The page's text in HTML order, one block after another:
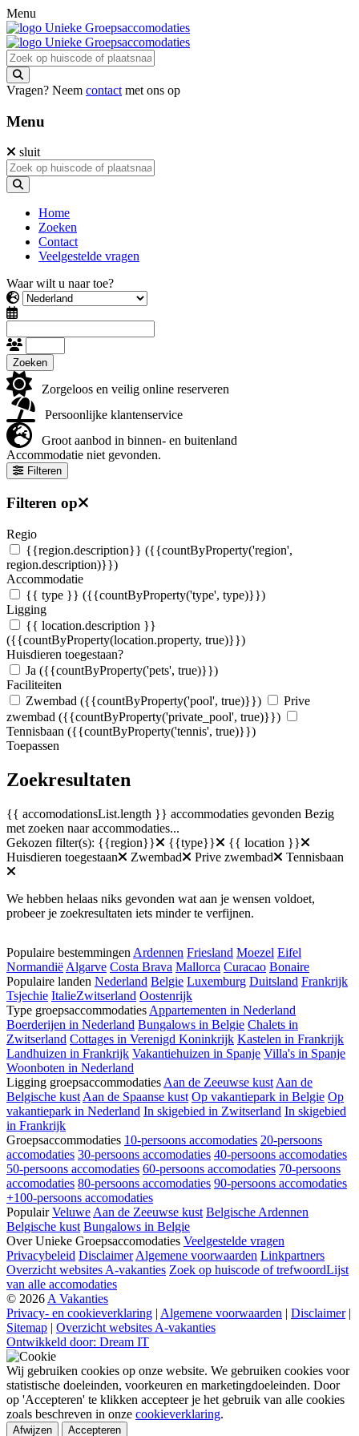
Menu
Vragen? Neem contact met ons op
Menu
sluit
Home
Zoeken
Contact
Veelgestelde vragen
Waar wilt u naar toe?
Zoeken
Zorgeloos en veilig online reserveren
Persoonlijke klantenservice
Groot aanbod in binnen- en buitenland
Accommodatie niet gevonden.
Filteren
Filteren op
Regio
{{region.description}} ({{countByProperty('region',
region.description)}})
Accommodatie
{{ type }} ({{countByProperty('type', type)}})
Ligging
{{ location.description }}
({{countByProperty(location.property, true)}})
Huisdieren toegestaan?
Ja ({{countByProperty('pets', true)}})
Faciliteiten
Zwembad ({{countByProperty('pool', true)}})
Prive
zwembad ({{countByProperty('private_pool', true)}})
Tennisbaan ({{countByProperty('tennis', true)}})
Toepassen
Zoekresultaten
{{ accomodationsList.length }} accommodaties gevonden Bezig
met zoeken naar accommodaties...
Gekozen filter(s): {{region}} {{type}}
{{ location }}
Huisdieren toegestaan
Zwembad Prive zwembad Tennisbaan
We hebben helaas niks gevonden wat aan je wensen voldoet,
probeer je zoekresultaten iets minder te verfijnen.
Populaire bestemmingenArdennen Friesland Moezel Eifel
NormandiëAlgarve Costa Brava Mallorca Curacao Bonaire
Populaire landen Nederland Belgie Luxemburg Duitsland Frankrijk
Tsjechie ItalieZwitserland Oostenrijk
Type groepsaccommodatiesAppartementen in Nederland
Boerderijen in Nederland Bungalows in Belgie Chalets in
Zwitserland Cottages in Verenigd Koninkrijk Kastelen in Frankrijk
Landhuizen in Frankrijk Vakantiehuizen in Spanje Villa's in Spanje
Woonboten in Nederland
Ligging groepsaccommodatiesAan de Zeeuwse kustAan de
Belgische kustAan de Spaanse kust Op vakantiepark in Belgie Op
vakantiepark in Nederland In skigebied in Zwitserland In skigebied
in Frankrijk
Groepsaccommodaties 10-persoons accomodaties 20-persoons
accomodaties 30-persoons accomodaties 40-persoons accomodaties
50-persoons accomodaties 60-persoons accomodaties 70-persoons
accomodaties 80-persoons accomodaties 90-persoons accomodaties
+100-persoons accomodaties
Populair VeluweAan de Zeeuwse kust Belgische Ardennen
Belgische kust Bungalows in Belgie
Over Unieke Groepsaccomodaties Veelgestelde vragen
Privacybeleid DisclaimerAlgemene voorwaarden Linkpartners
Overzicht websites A-vakanties Zoek op huiscode of trefwoordLijst
van alle accomodaties
© 2026A Vakanties
Privacy- en cookieverklaring | Algemene voorwaarden | Disclaimer |
Sitemap | Overzicht websites A-vakanties
Ontwikkeld door: Dream IT
Wij gebruiken cookies op onze website. We gebruiken cookies voor
statistische doeleinden, voorkeuren en marketingdoeleinden. Door
op 'Accepteren' te klikken accepteer je het gebruik van alle cookies
zoals beschreven in onze cookieverklaring.
Afwijzen Accepteren